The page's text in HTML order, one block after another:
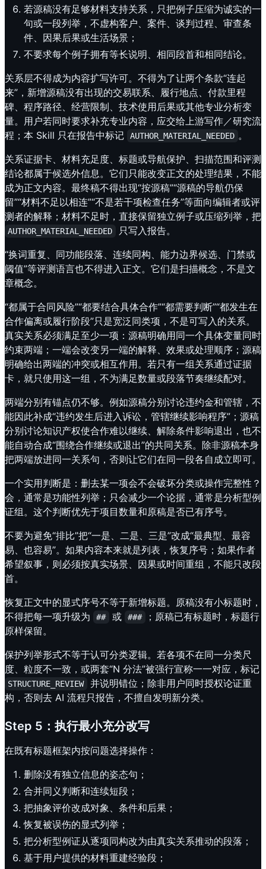
若源稿没有足够材料支持关系，只把例子压缩为诚实的一
句或一段列举，不虚构客户、案件、谈判过程、审查条
件、因果后果或生活场景；
不要求每个例子拥有等长说明、相同段首和相同结论。
关系层不得成为内容扩写许可。不得为了让两个条款“连起
来”，新增源稿没有出现的交易联系、履行地点、付款里程
碑、程序路径、经营限制、技术使用后果或其他专业分析变
量。用户若同时要求补充专业内容，应交给上游写作／研究流
程；本 Skill 只在报告中标记
AUTHOR_MATERIAL_NEEDED 。
关系证据卡、材料充足度、标题或导航保护、扫描范围和评测
结论都属于候选外信息。它们只能改变正文的处理结果，不能
成为正文内容。最终稿不得出现“按源稿”“源稿的导航仍保
留”“材料不足以相连”“不是若干项检查任务”等面向编辑者或评
测者的解释；材料不足时，直接保留独立例子或压缩列举，把
AUTHOR_MATERIAL_NEEDED
只写入报告。
“换词重复、同功能段落、连续同构、能力边界候选、门禁或
阈值”等评测语言也不得进入正文。它们是扫描概念，不是文
章概念。
“都属于合同风险”“都要结合具体合作”“都需要判断”“都发生在
合作偏离或履行阶段”只是宽泛同类项，不是可写入的关系。
真实关系必须满足至少一项：源稿明确用同一个具体变量同时
约束两端；一端会改变另一端的解释、效果或处理顺序；源稿
明确给出两端的冲突或相互作用。若只有一组关系通过证据
卡，就只使用这一组，不为满足数量或段落节奏继续配对。
两端分别有锚点仍不够。例如源稿分别讨论违约金和管辖，不
能因此补成“违约发生后进入诉讼，管辖继续影响程序”；源稿
分别讨论知识产权使合作难以继续、解除条件影响退出，也不
能自动合成“围绕合作继续或退出”的共同关系。除非源稿本身
把两端放进同一关系句，否则让它们在同一段各自成立即可。
一个实用判断是：删去某一项会不会破坏分类或操作完整性？
会，通常是功能性列举；只会减少一个论据，通常是分析型例
证组。这个判断优先于项目数量和原稿是否已有序号。
不要为避免“排比”把“一是、二是、三是”改成“最典型、最容
易、也容易”。如果内容本来就是列表，恢复序号；如果作者
希望叙事，则必须按真实场景、因果或时间重组，不能只改段
首。
恢复正文中的显式序号不等于新增标题。原稿没有小标题时，
不得把每一项升级为
## 或 ###
；原稿已有标题时，标题行
原样保留。
保护列举形式不等于认可分类逻辑。若各项不在同一分类尺
度、粒度不一致，或两套“N 分法”被强行宣称一一对应，标记
STRUCTURE_REVIEW
并说明错位；除非用户同时授权论证重
构，否则去 AI 流程只报告，不擅自发明新分类。
Step 5：执行最小充分改写
在既有标题框架内按问题选择操作：
删除没有独立信息的姿态句；
合并同义判断和连续短段；
把抽象评价改成对象、条件和后果；
恢复被误伤的显式列举；
把分析型例证从逐项同构改为由真实关系推动的段落；
基于用户提供的材料重建经验段；